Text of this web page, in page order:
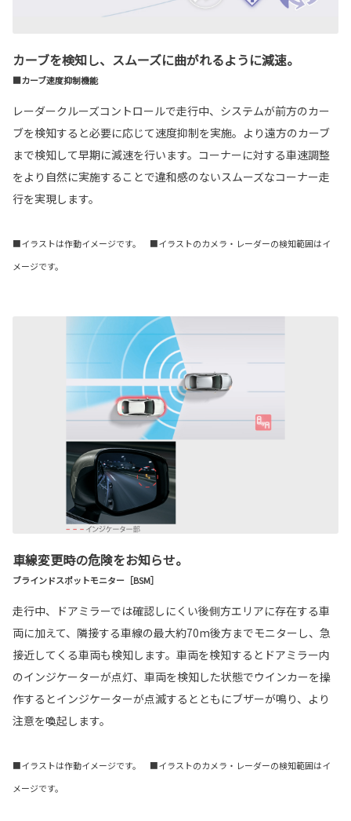
カーブを検知し、スムーズに曲がれるように減速。
■カーブ速度抑制機能
レーダークルーズコントロールで走行中、システムが前方のカー
ブを検知すると必要に応じて速度抑制を実施。より遠方のカーブ
まで検知して早期に減速を行います。コーナーに対する車速調整
をより自然に実施することで違和感のないスムーズなコーナー走
行を実現します。
■イラストは作動イメージです。 ■イラストのカメラ・レーダーの検知範囲はイ
メージです。
車線変更時の危険をお知らせ。
ブラインドスポットモニター［BSM］
走行中、ドアミラーでは確認しにくい後側方エリアに存在する車
両に加えて、隣接する車線の最大約70m後方までモニターし、急
接近してくる車両も検知します。車両を検知するとドアミラー内
のインジケーターが点灯、車両を検知した状態でウインカーを操
作するとインジケーターが点滅するとともにブザーが鳴り、より
注意を喚起します。
■イラストは作動イメージです。 ■イラストのカメラ・レーダーの検知範囲はイ
メージです。